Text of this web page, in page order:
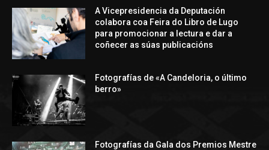
A Vicepresidencia da Deputación
colabora coa Feira do Libro de Lugo
para promocionar a lectura e dar a
coñecer as súas publicacións
Fotografías de «A Candeloria, o último
berro»
Fotografías da Gala dos Premios Mestre